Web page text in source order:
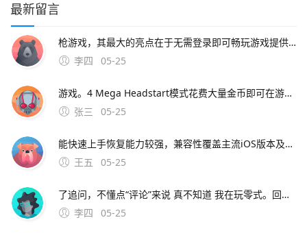
最新留言
枪游戏，其最大的亮点在于无需登录即可畅玩游戏提供了高自由度的玩法，支持多人组队，玩家可以在上百种武器和载具中选择，自由切换第一人称和第三人称视角，且没有时间限制，让玩家能够尽情享受射击的乐趣射击手游T3这款游戏不仅支持手机平台，还。使
李四
05-25
游戏。4 Mega Headstart模式花费大量金币即可在游戏开始时获得一定的跑步距离和一些道具，可用于突破自己的最高分5 Score Booster模式花费金币购买，可在游戏中增加分数倍数，提高游戏分数6 2X Multiplier模式花费金币购买，可在游戏中使分数翻倍解释地铁跑酷是一款
张三
05-25
能快速上手恢复能力较强，兼容性覆盖主流iOS版本及设备型号，安全性有保障iMyFone DBack提供三种恢复模式直接从设备恢复从iTunes备份。3、以下是五款顶级的免费iPhone苹果数据恢复软件推荐EaseUS MobiSaver 功能强大具有
王五
05-25
了追问，不懂点“评论”来说 真不知道 我在玩零式。回答你的手机屏幕分辨率太小，看看有没有选项之类的可以调节虚拟按键的大小。你会用修改器吗，比如金山游侠，手机上有八门神器，只要把全道具改出来就可以了，魔法可以用GF技能制作全
李四
05-25